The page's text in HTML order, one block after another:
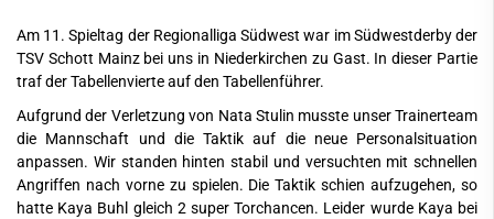
Am 11. Spieltag der Regionalliga Südwest war im Südwestderby der
TSV Schott Mainz bei uns in Niederkirchen zu Gast. In dieser Partie
traf der Tabellenvierte auf den Tabellenführer.
Aufgrund der Verletzung von Nata Stulin musste unser Trainerteam
die Mannschaft und die Taktik auf die neue Personalsituation
anpassen. Wir standen hinten stabil und versuchten mit schnellen
Angriffen nach vorne zu spielen. Die Taktik schien aufzugehen, so
hatte Kaya Buhl gleich 2 super Torchancen. Leider wurde Kaya bei